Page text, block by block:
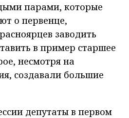
парами, которые
о первенце,
заводить
в пример старшее
несмотря на
создавали большие
депутаты в первом